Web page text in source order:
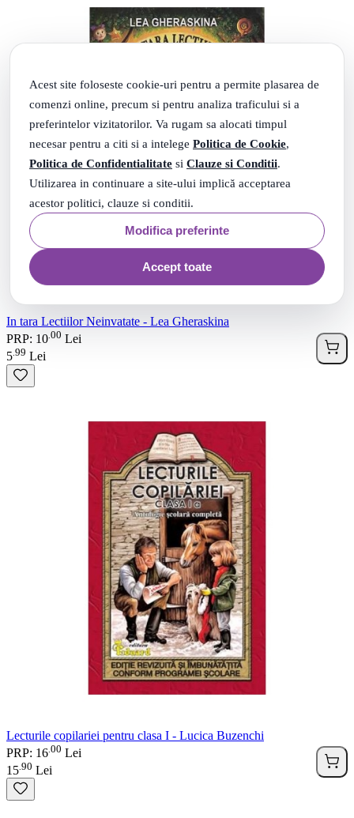
Acest site foloseste cookie-uri pentru a permite plasarea de
comenzi online, precum si pentru analiza traficului si a
preferintelor vizitatorilor. Va rugam sa alocati timpul
necesar pentru a citi si a intelege Politica de Cookie,
Politica de Confidentialitate si Clauze si Conditii.
Utilizarea in continuare a site-ului implică acceptarea
acestor politici, clauze si conditii.
Modifica preferinte
Accept toate
In tara Lectiilor Neinvatate - Lea Gheraskina
PRP: 10 00 Lei
5 99 Lei
Lecturile copilariei pentru clasa I - Lucica Buzenchi
PRP: 16 00 Lei
15 90 Lei